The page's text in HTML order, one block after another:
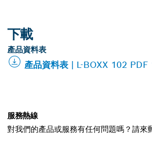
下載
產品資料表
產品資料表 | L-BOXX 102 PDF
服務熱線
對我們的產品或服務有任何問題嗎？請來